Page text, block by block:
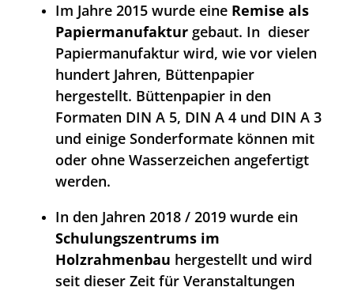
Im Jahre 2015 wurde eine Remise als
Papiermanufakturgebaut. In dieser
Papiermanufaktur wird, wie vor vielen
hundert Jahren, Büttenpapier
hergestellt. Büttenpapier in den
Formaten DIN A 5, DIN A 4 und DIN A 3
und einige Sonderformate können mit
oder ohne Wasserzeichen angefertigt
werden.
In den Jahren 2018 / 2019 wurde ein
Schulungszentrums im
Holzrahmenbau hergestellt und wird
seit dieser Zeit für Veranstaltungen